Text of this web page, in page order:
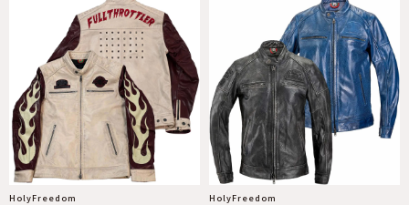
HolyFreedom HolyFreedom